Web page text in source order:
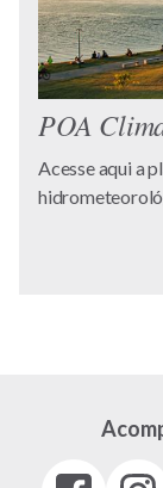
POA
Acesse aqui a
Facebook